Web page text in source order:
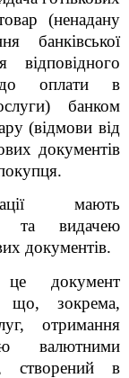
(ненадану
банківської
оплати в
банком
(відмови від
документів
мають
та видачею
документів.
документ
що, зокрема,
отримання
валютними
створений в